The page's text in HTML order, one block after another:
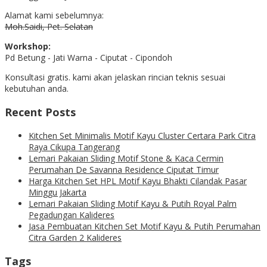
Alamat kami sebelumnya:
Moh.Saidi, Pet. Selatan
Workshop:
Pd Betung - Jati Warna - Ciputat - Cipondoh
Konsultasi gratis. kami akan jelaskan rincian teknis sesuai
kebutuhan anda.
Recent Posts
Kitchen Set Minimalis Motif Kayu Cluster Certara Park Citra
Raya Cikupa Tangerang
Lemari Pakaian Sliding Motif Stone & Kaca Cermin
Perumahan De Savanna Residence Ciputat Timur
Harga Kitchen Set HPL Motif Kayu Bhakti Cilandak Pasar
Minggu Jakarta
Lemari Pakaian Sliding Motif Kayu & Putih Royal Palm
Pegadungan Kalideres
Jasa Pembuatan Kitchen Set Motif Kayu & Putih Perumahan
Citra Garden 2 Kalideres
Tags